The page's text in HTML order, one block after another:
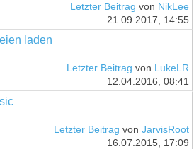
Letzter Beitrag von NikLee
21.09.2017, 14:55
laden
Letzter Beitrag von LukeLR
12.04.2016, 08:41
Letzter Beitrag von JarvisRoot
16.07.2015, 17:09